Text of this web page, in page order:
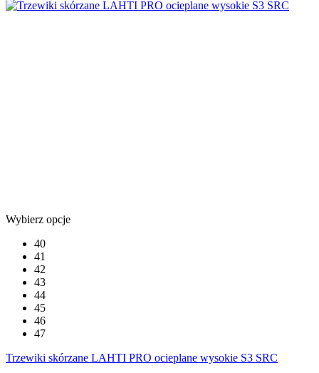
Wybierz opcje
40
41
42
43
44
45
46
47
Trzewiki skórzane LAHTI PRO ocieplane wysokie S3 SRC